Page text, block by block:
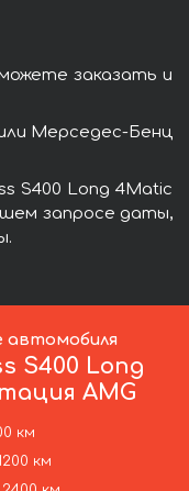
заказать и
Мерседес-Бенц
S400 Long 4Matic
запросе даты,
автомобиля
S400 Long
AMG
км
км